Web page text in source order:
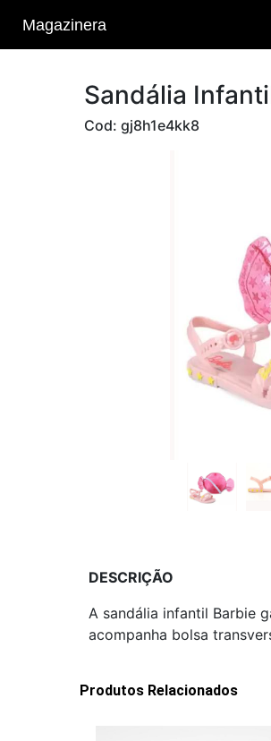
Magazinera
Sandália
Cod: gj8h1e4kk8
DESCRIÇÃO
A sandália infantil Barbie
acompanha bolsa
Produtos Relacionados